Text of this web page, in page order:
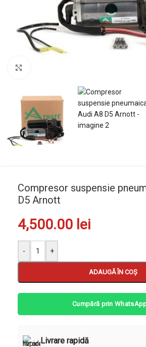
Compresor suspensie
D5 Arnott
4,500.00 lei
- +
ADAUGĂ ÎN COȘ
Cumpără prin
Livrare rapidă